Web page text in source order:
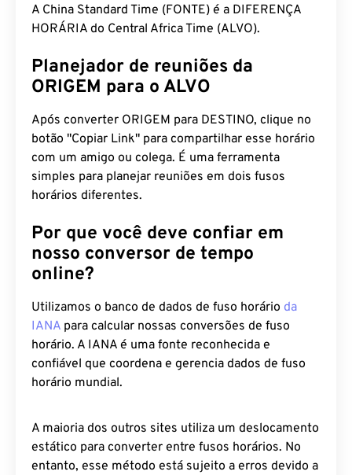
A China Standard Time (FONTE) é a DIFERENÇA
HORÁRIA do Central Africa Time (ALVO).
Planejador de reuniões da
ORIGEM para o ALVO
Após converter ORIGEM para DESTINO, clique no
botão "Copiar Link" para compartilhar esse horário
com um amigo ou colega. É uma ferramenta
simples para planejar reuniões em dois fusos
horários diferentes.
Por que você deve confiar em
nosso conversor de tempo
online?
Utilizamos o banco de dados de fuso horário da
IANA para calcular nossas conversões de fuso
horário. A IANA é uma fonte reconhecida e
confiável que coordena e gerencia dados de fuso
horário mundial.
A maioria dos outros sites utiliza um deslocamento
estático para converter entre fusos horários. No
entanto, esse método está sujeito a erros devido a